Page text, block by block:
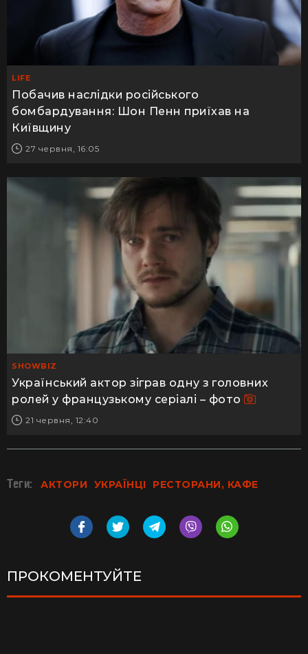
LIFE
Побачив наслідки російського
бомбардування: Шон Пенн приїхав на
Київщину
27 червня, 16:05
SHOWBIZ
Український актор зіграв одну з головних
ролей у французькому серіалі – фото
21 червня, 12:40
Теги: АКТОРИ УКРАЇНЦІ РЕСТОРАНИ, КАФЕ
ПРОКОМЕНТУЙТЕ